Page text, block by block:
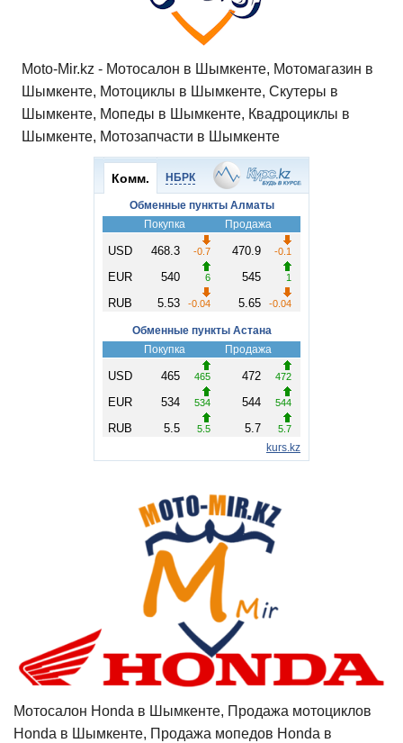
Moto-Mir.kz - Мотосалон в Шымкенте, Мотомагазин в
Шымкенте, Мотоциклы в Шымкенте, Скутеры в
Шымкенте, Мопеды в Шымкенте, Квадроциклы в
Шымкенте, Мотозапчасти в Шымкенте
Мотосалон Honda в Шымкенте, Продажа мотоциклов
Honda в Шымкенте, Продажа мопедов Honda в